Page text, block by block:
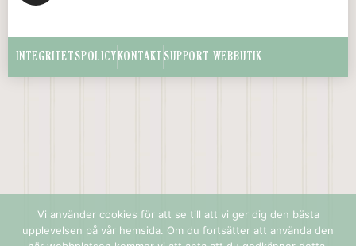
INTEGRITETSPOLICYKONTAKTSUPPORT WEBBUTIK
Vi använder cookies för att se till att vi ger dig den bästa
upplevelsen på vår hemsida. Om du fortsätter att använda den